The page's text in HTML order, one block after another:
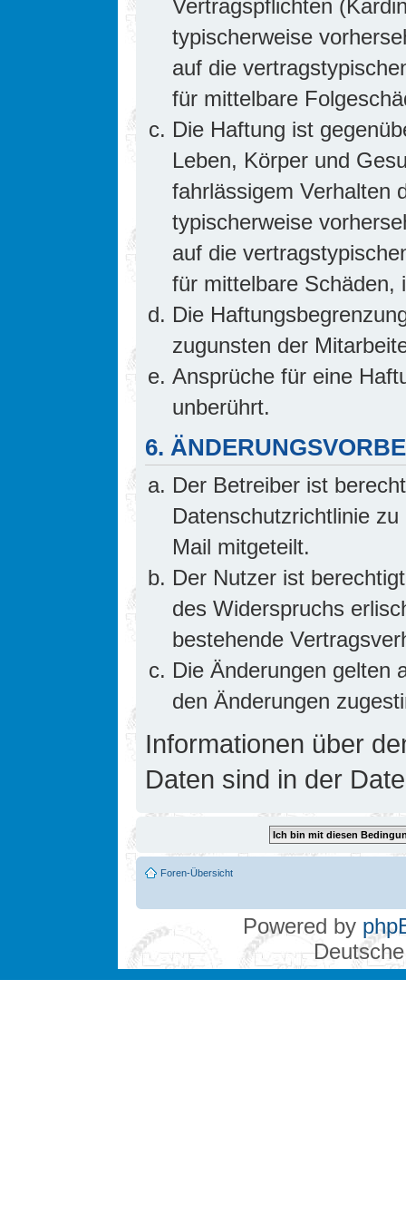
Vertragspflichten
typischerweise
auf die
für mittelbare
Die Haftung ist
Leben, Körper und
fahrlässigem Verhalten
typischerweise
auf die
für mittelbare Schäden,
Die
zugunsten der
Ansprüche für eine
unberührt.
6.
Der Betreiber ist
Datenschutzrichtlinie
Mail mitgeteilt.
Der Nutzer ist
des Widerspruchs
bestehende
Die Änderungen gelten
den Änderungen
Informationen über
Daten sind in der
Foren-Übersicht
Powered by